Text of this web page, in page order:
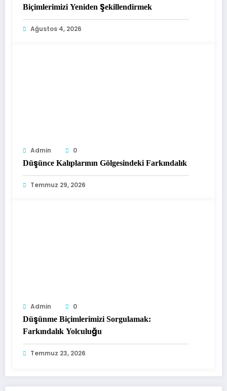
Biçimlerimizi Yeniden Şekillendirmek
Ağustos 4, 2026
Admin
0
Düşünce Kalıplarının Gölgesindeki Farkındalık
Temmuz 29, 2026
Admin
0
Düşünme Biçimlerimizi Sorgulamak:
Farkındalık Yolculuğu
Temmuz 23, 2026